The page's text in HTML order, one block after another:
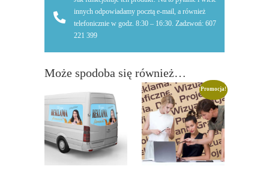
innych odpowiadamy pocztą e-mail, a również
telefonicznie w godz. 8:30 – 16:30. Zadzwoń: 607
221 399
Może spodoba się również…
Promocja!